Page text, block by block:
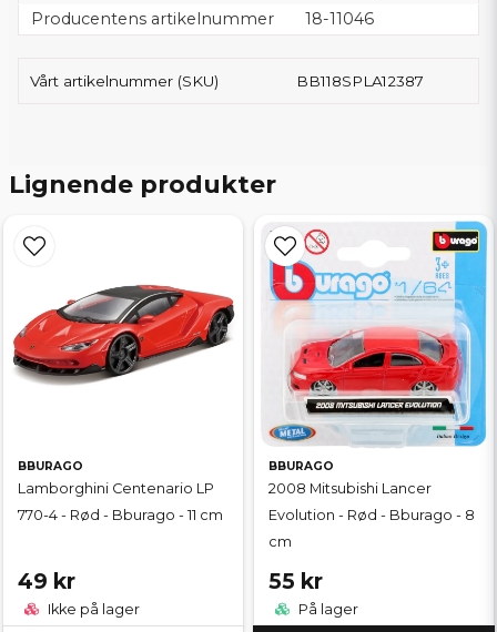
Producentens artikelnummer
18-11046
Vårt artikelnummer (SKU) BB118SPLA12387
Lignende produkter
BBURAGO
Lamborghini Centenario LP
770-4 - Rød - Bburago - 11 cm
49 kr
Ikke på lager
BBURAGO
2008 Mitsubishi Lancer
Evolution - Rød - Bburago - 8
cm
55 kr
På lager